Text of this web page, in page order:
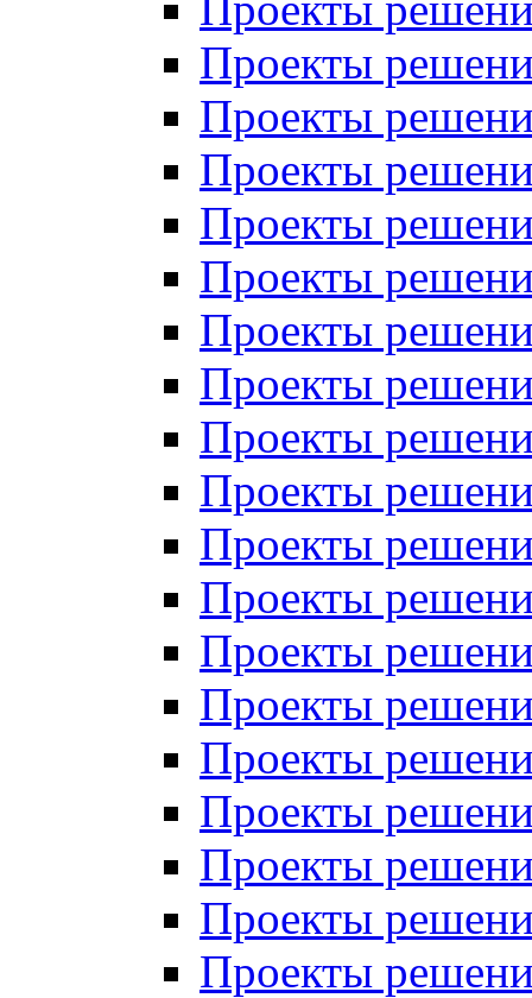
Проекты
Проекты
Проекты
Проекты
Проекты
Проекты
Проекты
Проекты
Проекты
Проекты
Проекты
Проекты
Проекты
Проекты
Проекты
Проекты
Проекты
Проекты